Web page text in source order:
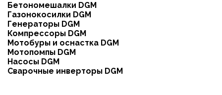
Бетономешалки DGM
Газонокосилки DGM
Генераторы DGM
Компрессоры DGM
Мотобуры и оснастка DGM
Мотопомпы DGM
Насосы DGM
Сварочные инверторы DGM